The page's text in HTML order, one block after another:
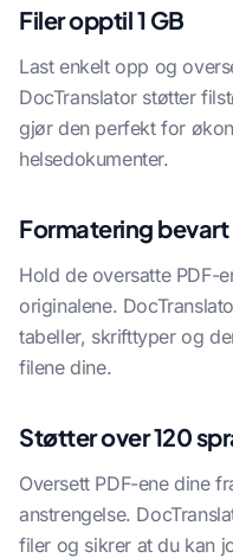
Filer opptil 1 GB
Last enkelt opp og
DocTranslator støtter
gjør den perfekt for
helsedokumenter.
Formatering bevart
Hold de oversatte PDF-
originalene.
tabeller, skrifttyper og
filene dine.
Støtter over 120
Oversett PDF-ene dine
anstrengelse.
filer og sikrer at du kan